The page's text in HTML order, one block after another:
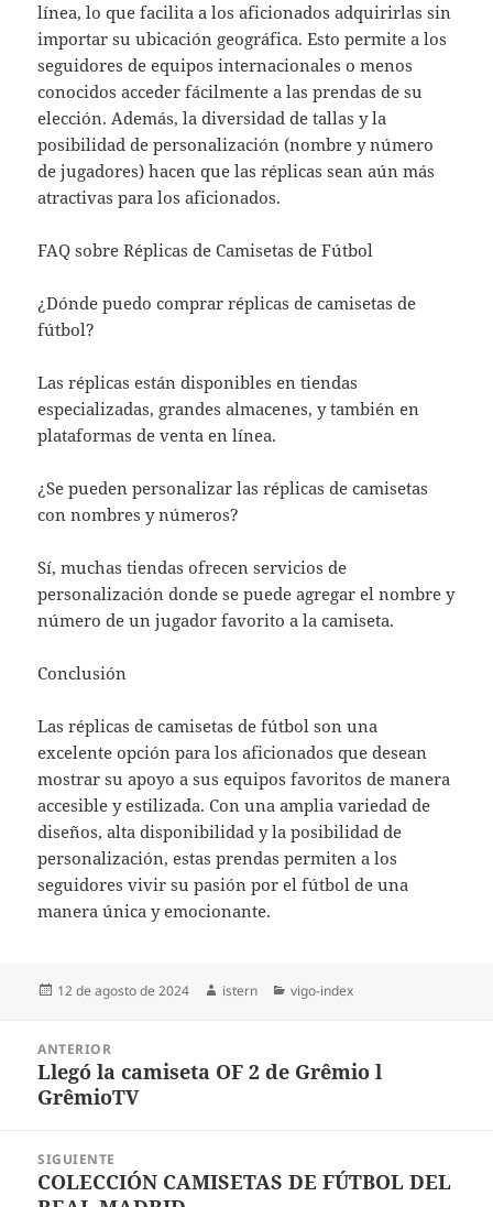
línea, lo que facilita a los aficionados adquirirlas sin
importar su ubicación geográfica. Esto permite a los
seguidores de equipos internacionales o menos
conocidos acceder fácilmente a las prendas de su
elección. Además, la diversidad de tallas y la
posibilidad de personalización (nombre y número
de jugadores) hacen que las réplicas sean aún más
atractivas para los aficionados.
FAQ sobre Réplicas de Camisetas de Fútbol
¿Dónde puedo comprar réplicas de camisetas de
fútbol?
Las réplicas están disponibles en tiendas
especializadas, grandes almacenes, y también en
plataformas de venta en línea.
¿Se pueden personalizar las réplicas de camisetas
con nombres y números?
Sí, muchas tiendas ofrecen servicios de
personalización donde se puede agregar el nombre y
número de un jugador favorito a la camiseta.
Conclusión
Las réplicas de camisetas de fútbol son una
excelente opción para los aficionados que desean
mostrar su apoyo a sus equipos favoritos de manera
accesible y estilizada. Con una amplia variedad de
diseños, alta disponibilidad y la posibilidad de
personalización, estas prendas permiten a los
seguidores vivir su pasión por el fútbol de una
manera única y emocionante.
Publicado
12 de agosto de 2024 Autor
istern Categorías
vigo-index
entradas
ANTERIOR
Entrada
anterior:
Llegó la camiseta OF 2 de Grêmio l
GrêmioTV
SIGUIENTE
Entrada
COLECCIÓN CAMISETAS DE FÚTBOL DEL